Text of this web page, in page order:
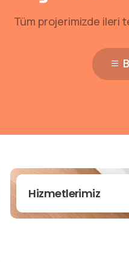
Tüm projerimizde ileri
Hizmetlerimiz